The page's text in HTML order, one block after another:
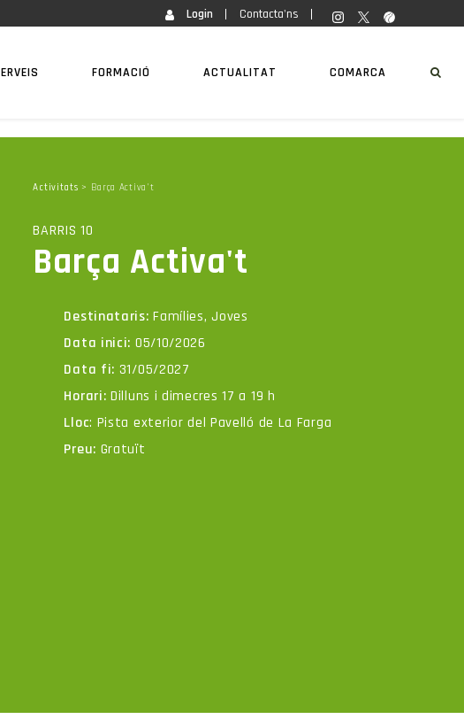
Login Contacta'ns
FORMACIÓ ACTUALITAT COMARCA
Activitats > Barça Activa't
BARRIS 10
Barça Activa't
Destinataris:Famílies, Joves
Data inici: 05/10/2026
Data fi: 31/05/2027
Horari: Dilluns i dimecres 17 a 19 h
Lloc: Pista exterior del Pavelló de La Farga
Preu: Gratuït